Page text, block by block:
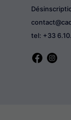
tel: +33